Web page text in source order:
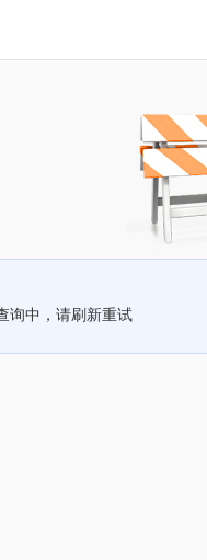
询中，请刷新重试